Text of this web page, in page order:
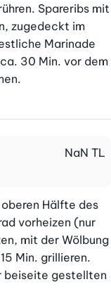
Spareribs mit
zugedeckt im
Marinade
30 Min. vor dem
NaN TL
Hälfte des
vorheizen (nur
mit der Wölbung
Min. grillieren.
beiseite gestellten